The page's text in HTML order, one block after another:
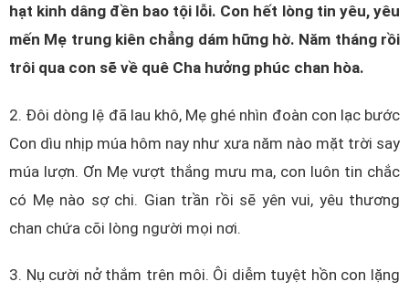
hạt kinh dâng đền bao tội lỗi. Con hết lòng tin yêu, yêu
mến Mẹ trung kiên chẳng dám hững hờ. Năm tháng rồi
trôi qua con sẽ về quê Cha hưởng phúc chan hòa.
2. Đôi dòng lệ đã lau khô, Mẹ ghé nhìn đoàn con lạc bước
Con dìu nhịp múa hôm nay như xưa năm nào mặt trời say
múa lượn. Ơn Mẹ vượt thắng mưu ma, con luôn tin chắc
có Mẹ nào sợ chi. Gian trần rồi sẽ yên vui, yêu thương
chan chứa cõi lòng người mọi nơi.
3. Nụ cười nở thắm trên môi. Ôi diễm tuyệt hồn con lặng